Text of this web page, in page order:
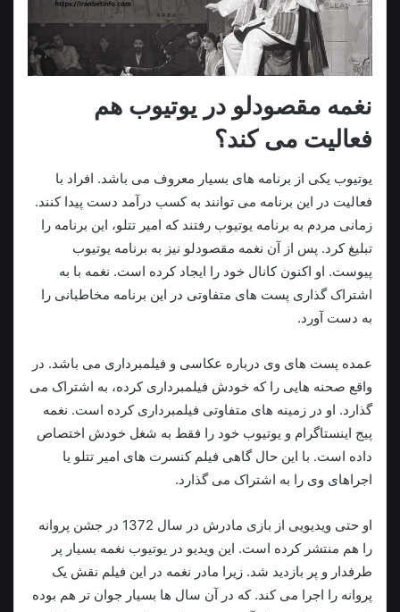
نغمه‌ مقصودلو در یوتیوب هم
فعالیت می‌ کند؟
یوتیوب یکی از برنامه های بسیار معروف می باشد. افراد با
فعالیت در این برنامه می‌ توانند به کسب درآمد دست پیدا کنند.
زمانی مردم به برنامه یوتیوب رفتند که امیر تتلو، این برنامه را
تبلیغ کرد. پس از آن نغمه مقصودلو نیز به برنامه یوتیوب
پیوست. او اکنون کانال خود را ایجاد کرده است. نغمه با به
اشتراک‌ گذاری پست های متفاوتی در این برنامه مخاطبانی را
به دست آورد.
عمده پست های وی درباره عکاسی و ‌فیلمبرداری می باشد. در
واقع صحنه هایی را که خودش فیلمبرداری کرده، به اشتراک می
گذارد. او در زمینه های متفاوتی فیلمبرداری کرده است. نغمه
پیج اینستاگرام و ‌یوتیوب خود را فقط به شغل خودش اختصاص
داده است. با این حال گاهی فیلم کنسرت های امیر تتلو یا
اجراهای وی را به اشتراک می گذارد.
او حتی ویدیویی از بازی مادرش در سال 1372 در جشن پروانه
را هم منتشر کرده است. این ویدیو در یوتیوب نغمه بسیار پر
طرفدار و پر بازدید شد. زیرا مادر نغمه در این فیلم نقش یک
پروانه را اجرا می کند. که در آن سال ها بسیار جوان تر هم بوده